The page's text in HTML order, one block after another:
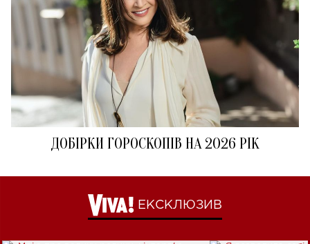
ДОБІРКИ ГОРОСКОПІВ НА 2026 РІК
ЕКСКЛЮЗИВ